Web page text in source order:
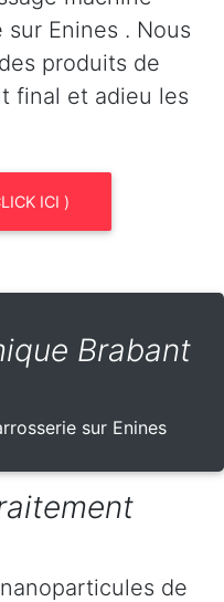
Enines . Nous
produits de
final et adieu les
ICI )
Brabant
sur Enines
de